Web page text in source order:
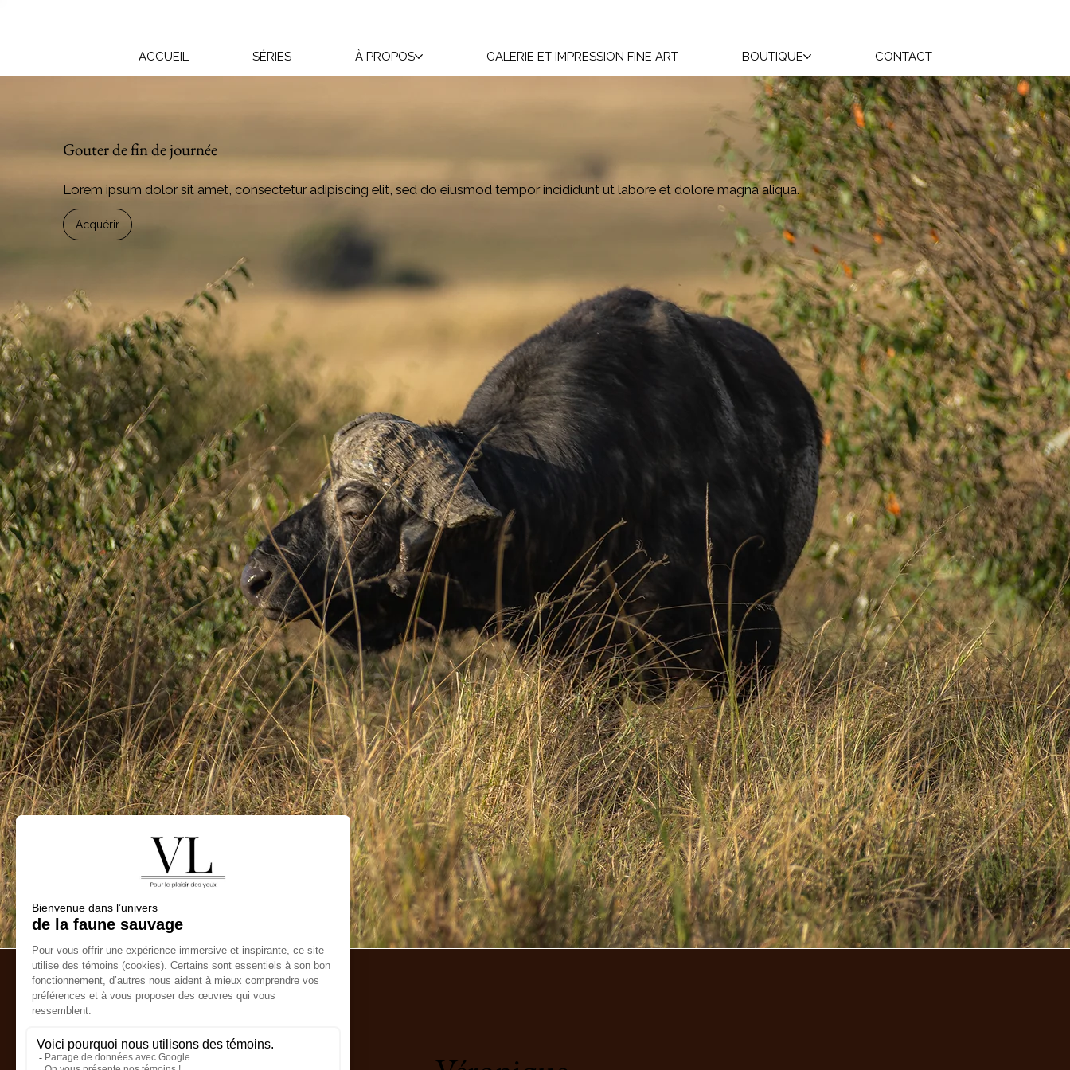
ACCUEIL SÉRIES À PROPOS GALERIE ET IMPRESSION FINE ART BOUTIQUE CONTACT
Gouter de fin de journée
Lorem ipsum dolor sit amet, consectetur adipiscing elit, sed do eiusmod tempor incididunt ut labore et dolore magna aliqua.
Acquérir